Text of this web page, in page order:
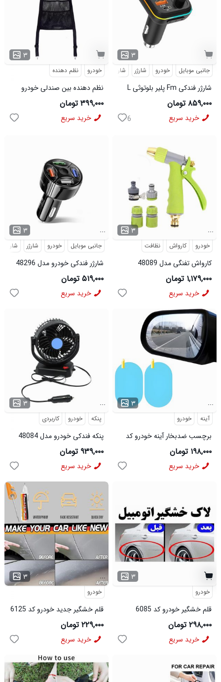
۳
خودرو نظم دهنده
نظم دهنده بین صندلی خودرو
مدل 50899
۳۹۹,۰۰۰ تومان
خرید سریع
۳
جانبی موبایل خودرو شارژر شارژر فندکی
شارژر فندکی Fm پلیر بلوتوثی L
05 مدل 50820
۸۵۹,۰۰۰ تومان
خرید سریع 6
۳ ...
جانبی موبایل خودرو شارژر شارژر
شارژر فندکی خودرو مدل 48296
۵۱۹,۰۰۰ تومان
خرید سریع
۳ ...
خودرو کارواش نظافت
کارواش تفنگی مدل 48089
۱,۱۷۹,۰۰۰ تومان
خرید سریع
۳ ...
پنکه خودرو کاربردی
پنکه فندکی خودرو مدل 48084
۹۳۹,۰۰۰ تومان
خرید سریع
۳ ...
آینه خودرو
برچسب ضدبخار آینه خودرو کد
6249
۱۹۸,۰۰۰ تومان
خرید سریع
۳ ...
خودرو
قلم خشگیر جدید خودرو کد 6125
۲۲۹,۰۰۰ تومان
خرید سریع
۳
خودرو
قلم خشگیر خودرو کد 6085
۲۹۸,۰۰۰ تومان
خرید سریع